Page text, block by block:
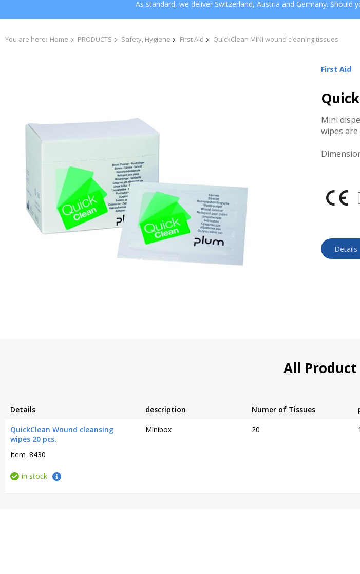
As standard, we deliver Switzerland, Austria and Germany. Should
You are here: Home PRODUCTS Safety, Hygiene First Aid QuickClean MINI wound cleaning tissues
First Aid
Mini
wipes
Details
All
Details description Numer of Tissues
QuickClean Wound cleansing
wipes 20 pcs.
Item 8430
in stock
Minibox 20